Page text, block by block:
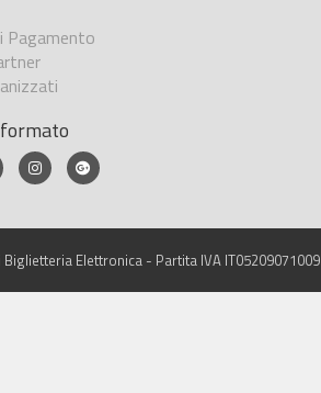
Pagamento
Elettronica - Partita IVA IT05209071009